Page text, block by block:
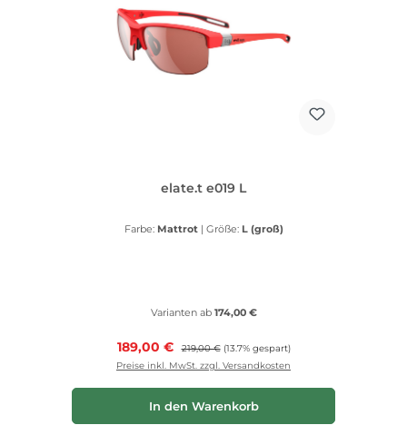
elate.t e019 L
Farbe: Mattrot | Größe: L (groß)
Varianten ab174,00 €
Verkaufspreis:
189,00 € Regulärer Preis:
219,00 € (13.7% gespart)
Preise inkl. MwSt. zzgl. Versandkosten
In den Warenkorb